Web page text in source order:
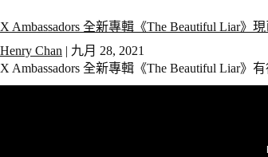
X Ambassadors 全新專輯《The Beautiful Liar》
Henry Chan | 九月 28, 2021
X Ambassadors 全新專輯《The Beautiful Liar